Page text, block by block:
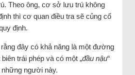
Theo ông, cơ sở lưu trú không
thì cơ quan điều tra sẽ củng cố
định.
đây có khả năng là một đường
trái phép và có một „đầu nậu“
người này.